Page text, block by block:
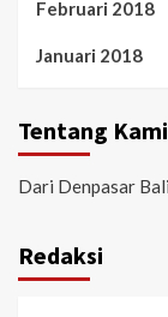
Februari 2018
Januari 2018
Tentang Kami
Dari Denpasar
Redaksi